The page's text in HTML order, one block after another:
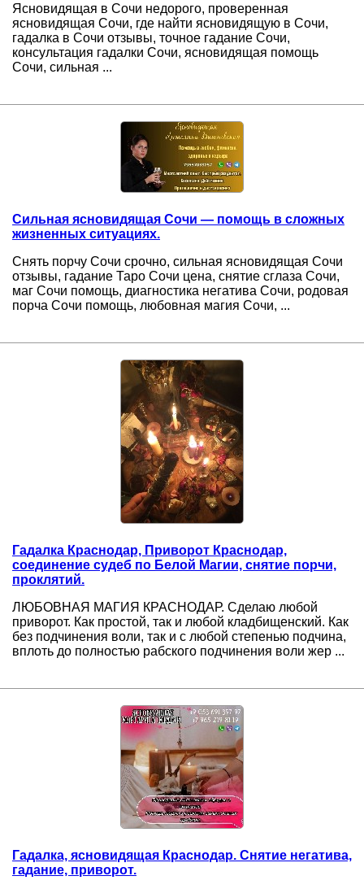
Ясновидящая в Сочи недорого, проверенная
ясновидящая Сочи, где найти ясновидящую в Сочи,
гадалка в Сочи отзывы, точное гадание Сочи,
консультация гадалки Сочи, ясновидящая помощь
Сочи, сильная ...
Сильная ясновидящая Сочи — помощь в сложных
жизненных ситуациях.
Снять порчу Сочи срочно, сильная ясновидящая Сочи
отзывы, гадание Таро Сочи цена, снятие сглаза Сочи,
маг Сочи помощь, диагностика негатива Сочи, родовая
порча Сочи помощь, любовная магия Сочи, ...
Гадалка Краснодар, Приворот Краснодар,
соединение судеб по Белой Магии, снятие порчи,
проклятий.
ЛЮБОВНАЯ МАГИЯ КРАСНОДАР. Сделаю любой
приворот. Как простой, так и любой кладбищенский. Как
без подчинения воли, так и с любой степенью подчина,
вплоть до полностью рабского подчинения воли жер ...
Гадалка, ясновидящая Краснодар. Снятие негатива,
гадание, приворот.